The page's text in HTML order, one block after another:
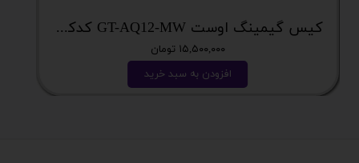
کیس گیمینگ اوست GT-AQ12-MW کدکالا 5628
۱۵,۵۰۰,۰۰۰ تومان
افزودن به سبد خرید